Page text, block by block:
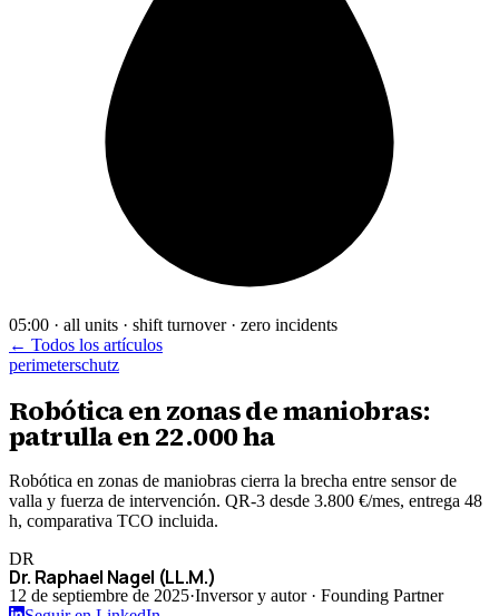
05:00 · all units · shift turnover · zero incidents
← Todos los artículos
perimeterschutz
Robótica en zonas de maniobras:
patrulla en 22.000 ha
Robótica en zonas de maniobras cierra la brecha entre sensor de
valla y fuerza de intervención. QR-3 desde 3.800 €/mes, entrega 48
h, comparativa TCO incluida.
DR
Dr. Raphael Nagel (LL.M.)
12 de septiembre de 2025·Inversor y autor · Founding Partner